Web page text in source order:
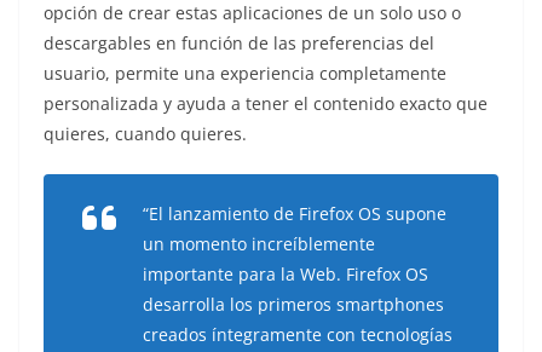
opción de crear estas aplicaciones de un solo uso o
descargables en función de las preferencias del
usuario, permite una experiencia completamente
personalizada y ayuda a tener el contenido exacto que
quieres, cuando quieres.
“El lanzamiento de Firefox OS supone
un momento increíblemente
importante para la Web. Firefox OS
desarrolla los primeros smartphones
creados íntegramente con tecnologías